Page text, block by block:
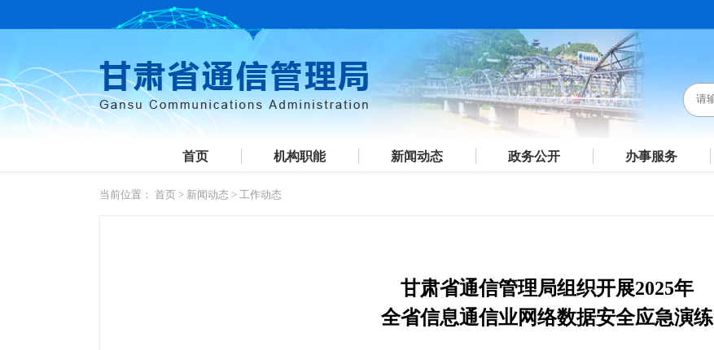
首页 机构职能 新闻动态 政务公开 办事服务
当前位置： 首页 > 新闻动态 > 工作动态
甘肃省通信管理局组织开展2025年
全省信息通信业网络数据安全应急演练